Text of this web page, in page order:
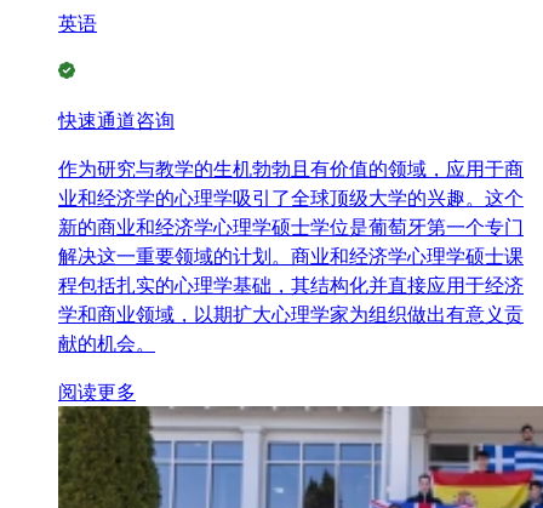
英语
快速通道咨询
作为研究与教学的生机勃勃且有价值的领域，应用于商
业和经济学的心理学吸引了全球顶级大学的兴趣。这个
新的商业和经济学心理学硕士学位是葡萄牙第一个专门
解决这一重要领域的计划。商业和经济学心理学硕士课
程包括扎实的心理学基础，其结构化并直接应用于经济
学和商业领域，以期扩大心理学家为组织做出有意义贡
献的机会。
阅读更多